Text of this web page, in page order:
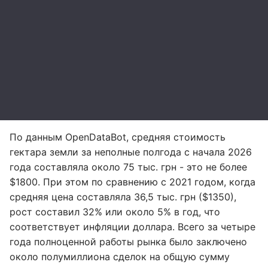
По данным OpenDataBot, средняя стоимость
гектара земли за неполные полгода с начала 2026
года составляла около 75 тыс. грн - это не более
$1800. При этом по сравнению с 2021 годом, когда
средняя цена составляла 36,5 тыс. грн ($1350),
рост составил 32% или около 5% в год, что
соответствует инфляции доллара. Всего за четыре
года полноценной работы рынка было заключено
около полумиллиона сделок на общую сумму